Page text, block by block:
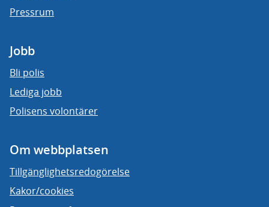
Pressrum
Jobb
Bli polis
Lediga jobb
Polisens volontärer
Om webbplatsen
Tillgänglighetsredogörelse
Kakor/cookies